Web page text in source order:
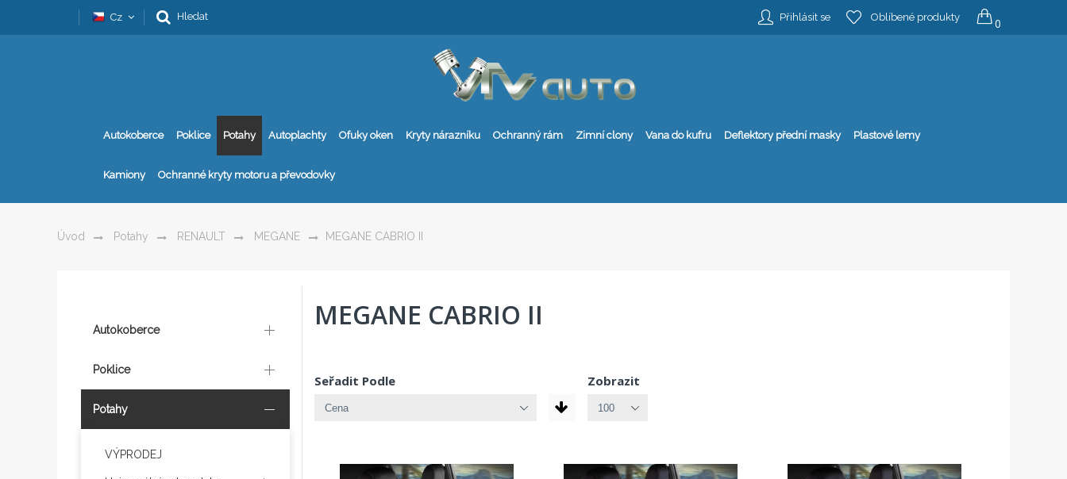
Cz Hledat Přihlásit se Oblíbené produkty 0
Autokoberce Poklice Potahy Autoplachty Ofuky oken Kryty nárazníku Ochranný rám Zimní clony Vana do kufru Deflektory přední masky Plastové lemy
Kamiony Ochranné kryty motoru a převodovky
Úvod Potahy RENAULT MEGANE MEGANE CABRIO II
MEGANE CABRIO II
Seřadit Podle Zobrazit
Autokoberce
Poklice
Potahy
VÝPRODEJ